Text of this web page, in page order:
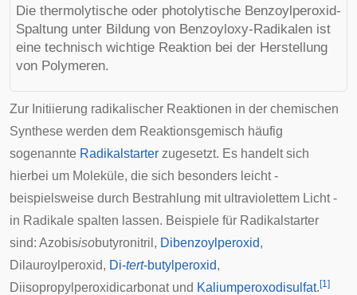
Die thermolytische oder photolytische Benzoylperoxid-
Spaltung unter Bildung von Benzoyloxy-Radikalen ist
eine technisch wichtige Reaktion bei der Herstellung
von Polymeren.
Zur Initiierung radikalischer Reaktionen in der chemischen
Synthese werden dem Reaktionsgemisch häufig
sogenannte Radikalstarter zugesetzt. Es handelt sich
hierbei um Moleküle, die sich besonders leicht -
beispielsweise durch Bestrahlung mit ultraviolettem Licht -
in Radikale spalten lassen. Beispiele für Radikalstarter
sind: Azobisisobutyronitril , Dibenzoylperoxid,
Dilauroylperoxid, Di-tert-butylperoxid,
Diisopropylperoxidicarbonat und Kaliumperoxodisulfat. [1]